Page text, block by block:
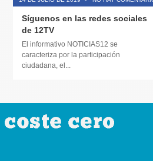
Síguenos en las redes sociales
de 12TV
El informativo NOTICIAS12 se
caracteriza por la participación
ciudadana, el...